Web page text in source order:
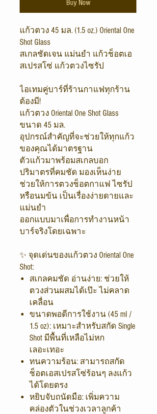
Buy Now
แก้วตวง 45 มล. (1.5 oz.) Oriental One
Shot Glass
สเกลชัดเจน แม่นยำ แก้วช็อตเอ
สเปรสโซ่ แก้วตวงไซรัป
ไอเทมคู่บาร์ที่ร้านกาแฟทุกร้าน
ต้องมี!
แก้วตวง Oriental One Shot Glass
ขนาด 45 มล.
อุปกรณ์สำคัญที่จะช่วยให้ทุกแก้ว
ของคุณได้มาตรฐาน
ตัวแก้วมาพร้อมสเกลบอก
ปริมาตรที่คมชัด มองเห็นง่าย
ช่วยให้การตวงช็อตกาแฟ ไซรัป
หรือนมข้น เป็นเรื่องง่ายดายและ
แม่นยำ
ออกแบบมาเพื่อการทำงานหน้า
บาร์จริงโดยเฉพาะ
✨ จุดเด่นของแก้วตวง Oriental One
Shot:
สเกลคมชัด อ่านง่าย: ช่วยให้
ตวงส่วนผสมได้เป๊ะ ไม่คลาด
เคลื่อน
ขนาดพอดีการใช้งาน (45 ml /
1.5 oz): เหมาะสำหรับสกัด Single
Shot มีพื้นที่เหลือไม่หก
เลอะเทอะ
ทนความร้อน: สามารถสกัด
ช็อตเอสเปรสโซ่ร้อนๆ ลงแก้ว
ได้โดยตรง
หยิบจับถนัดมือ: เพิ่มความ
คล่องตัวในช่วงเวลาลูกค้า